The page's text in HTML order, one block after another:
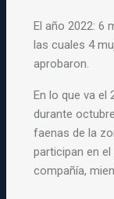
El año 2022: 6
las cuales 4
aprobaron.
En lo que va el
durante
faenas de la
participan en
compañía,